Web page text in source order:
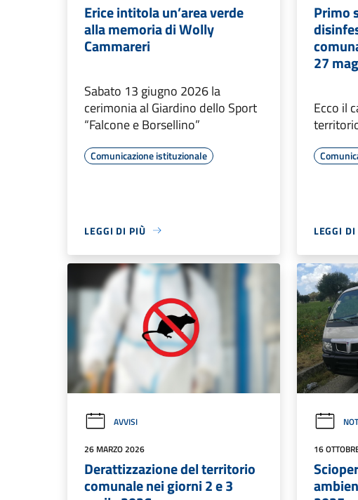
Erice intitola un’area verde
alla memoria di Wolly
Cammareri
Sabato 13 giugno 2026 la
cerimonia al Giardino dello Sport
“Falcone e Borsellino”
Comunicazione istituzionale
LEGGI DI PIÙ
Primo
27
Ecco il
LEGGI
AVVISI
26 MARZO 2026
Derattizzazione del territorio
comunale nei giorni 2 e 3
16